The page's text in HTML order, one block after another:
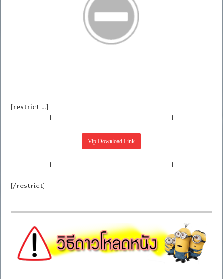
[restrict …]
|——————————————————————|
|——————————————————————|
[/restrict]